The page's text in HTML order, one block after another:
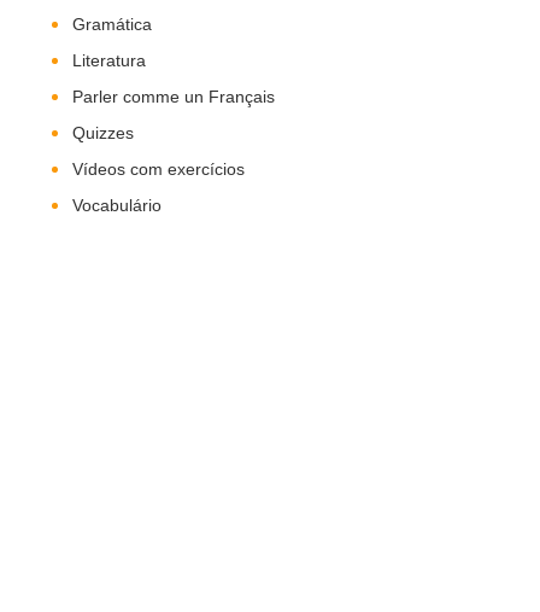
Gramática
Literatura
Parler comme un Français
Quizzes
Vídeos com exercícios
Vocabulário